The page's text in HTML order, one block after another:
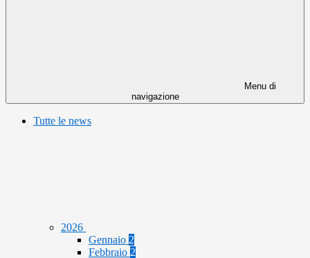
Menu di
navigazione
Tutte le news
2026
Gennaio 2
Febbraio 2